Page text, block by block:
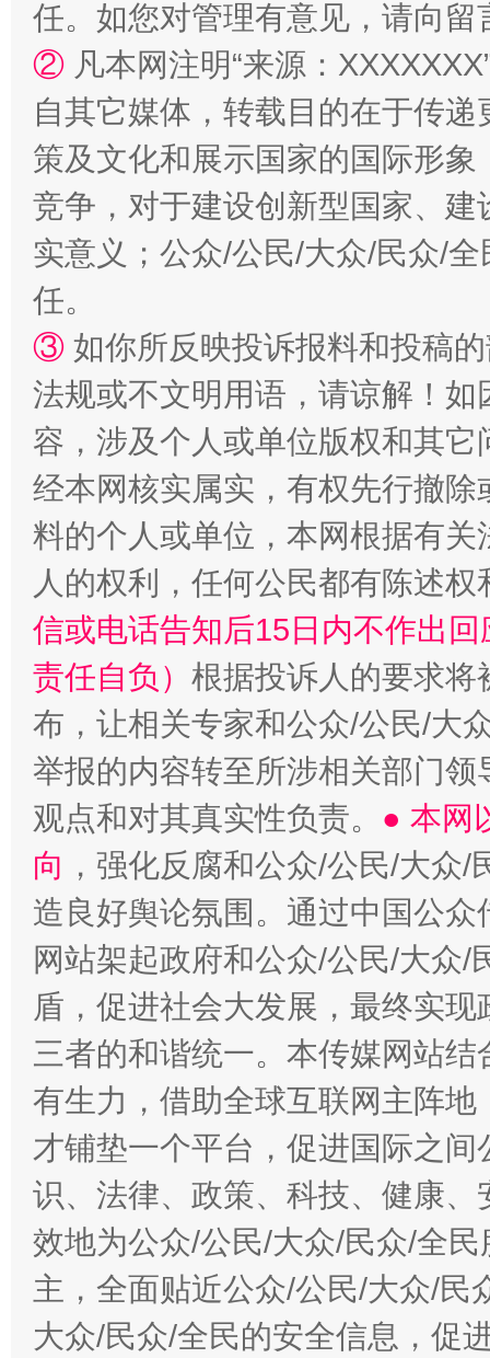
漫山遍野的桃花与雪山、麦地、白藏房 除
招工难、用工荒背后
任。如您对管理有意见，请向
② 凡本网注明“来源：
自其它媒体，转载目的在于传
策及文化和展示国家的国际形
竞争，对于建设创新型国家、
实意义；公众/公民/大众/民众/
任。
③ 如你所反映投诉报料和投稿
法规或不文明用语，请谅解！
容，涉及个人或单位版权和其它
经本网核实属实，有权先行撤
料的个人或单位，本网根据有
人的权利，任何公民都有陈述
信或电话告知后15日内不作出
责任自负） 根据投诉人的要求将
布，让相关专家和公众/公民/大
举报的内容转至所涉相关部门
观点和对其真实性负责。 ● 本网
向 ，强化反腐和公众/公民/大众
造良好舆论氛围。通过中国公
网站架起政府和公众/公民/大众
盾，促进社会大发展，最终实
三者的和谐统一。本传媒网站
有生力，借助全球互联网主阵
才铺垫一个平台，促进国际之
识、法律、政策、科技、健康
效地为公众/公民/大众/民众/全
主，全面贴近公众/公民/大众/民
大众/民众/全民的安全信息，促